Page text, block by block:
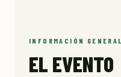
INFORMACIÓN GENERAL
EL EVENTO